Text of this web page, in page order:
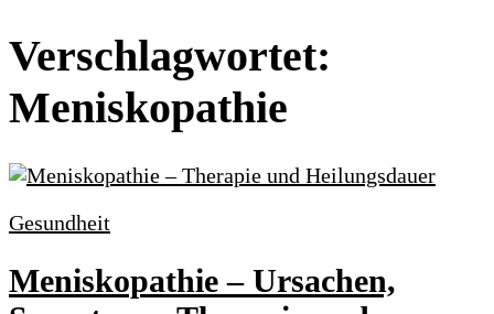
Verschlagwortet:
Meniskopathie
Gesundheit
Meniskopathie – Ursachen,